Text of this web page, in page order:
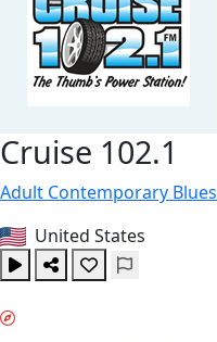
Cruise 102.1
Adult Contemporary Blues
United States